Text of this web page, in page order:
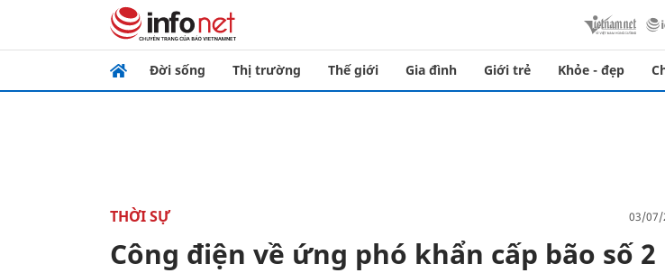
Đời sống Thị trường Thế giới Gia đình Giới trẻ Khỏe - đẹp
THỜI SỰ 03/07/
Công điện về ứng phó khẩn cấp bão số 2